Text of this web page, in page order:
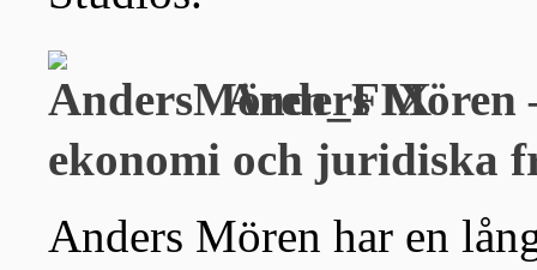
Anders Mören
ekonomi och juridiska
Anders Mören har en